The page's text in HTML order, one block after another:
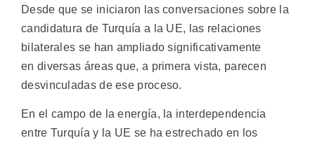
Desde que se iniciaron las conversaciones sobre la
candidatura de Turquía a la UE, las relaciones
bilaterales se han ampliado significativamente
en diversas áreas que, a primera vista, parecen
desvinculadas de ese proceso.
En el campo de la energía, la interdependencia
entre Turquía y la UE se ha estrechado en los